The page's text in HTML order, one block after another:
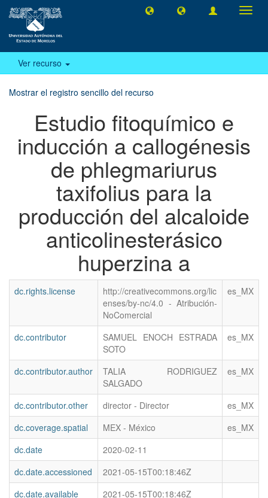
Ver recurso
Mostrar el registro sencillo del recurso
Estudio fitoquímico e
inducción a callogénesis
de phlegmariurus
taxifolius para la
producción del alcaloide
anticolinesterásico
huperzina a
dc.rights.license
http://creativecommons.org/lic
enses/by-nc/4.0 - Atribución-
NoComercial
es_MX
dc.contributor
SAMUEL ENOCH ESTRADA
SOTO
es_MX
dc.contributor.author
TALIA RODRIGUEZ
SALGADO
es_MX
dc.contributor.other director - Director
es_MX
dc.coverage.spatial
MEX - México
es_MX
dc.date
2020-02-11
dc.date.accessioned
2021-05-15T00:18:46Z
dc.date.available
2021-05-15T00:18:46Z